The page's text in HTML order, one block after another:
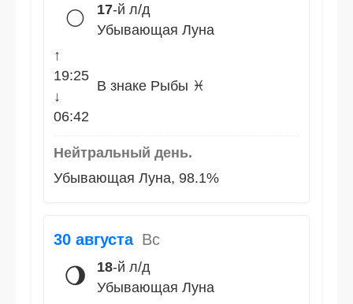
🌕 17-й л/д
Убывающая Луна
↑
19:25
↓
06:42
В знаке Рыбы ♓
Нейтральный день.
Убывающая Луна, 98.1%
30 августа Вс
🌖 18-й л/д
Убывающая Луна